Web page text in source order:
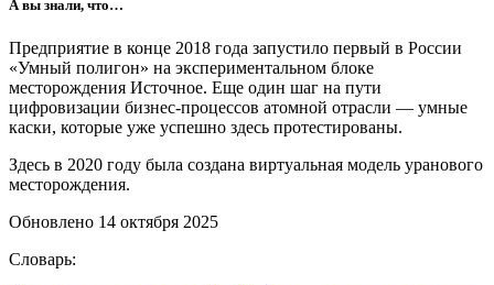
А вы знали, что…
Предприятие в конце 2018 года запустило первый в России
«Умный полигон» на экспериментальном блоке
месторождения Источное. Еще один шаг на пути
цифровизации бизнес-процессов атомной отрасли — умные
каски, которые уже успешно здесь протестированы.
Здесь в 2020 году была создана виртуальная модель уранового
месторождения.
Обновлено 14 октября 2025
Словарь: